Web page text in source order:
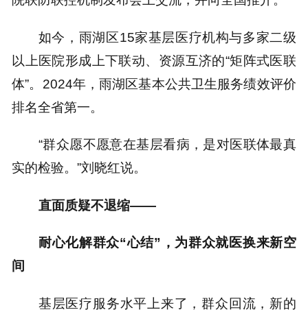
如今，雨湖区15家基层医疗机构与多家二级
以上医院形成上下联动、资源互济的“矩阵式医联
体”。2024年，雨湖区基本公共卫生服务绩效评价
排名全省第一。
“群众愿不愿意在基层看病，是对医联体最真
实的检验。”刘晓红说。
直面质疑不退缩——
耐心化解群众“心结”，为群众就医换来新空
间
基层医疗服务水平上来了，群众回流，新的